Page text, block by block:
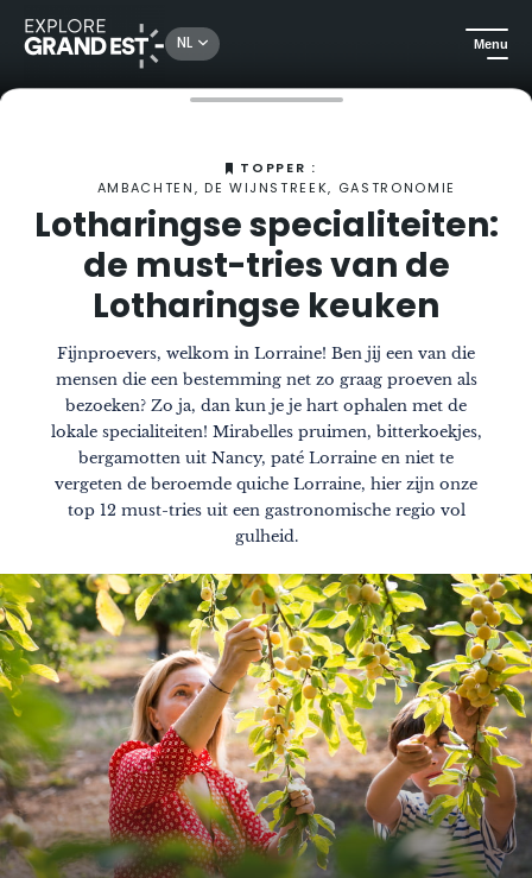
NL Menu
Kijk je ogen uit in de Grand Est Lotharingse specialiteiten: de must-tries van de Lotharingse keuken
TOPPER :
AMBACHTEN, DE WIJNSTREEK, GASTRONOMIE
Lotharingse specialiteiten:
de must-tries van de
Lotharingse keuken
Fijnproevers, welkom in Lorraine! Ben jij een van die
mensen die een bestemming net zo graag proeven als
bezoeken? Zo ja, dan kun je je hart ophalen met de
lokale specialiteiten! Mirabelles pruimen, bitterkoekjes,
bergamotten uit Nancy, paté Lorraine en niet te
vergeten de beroemde quiche Lorraine, hier zijn onze
top 12 must-tries uit een gastronomische regio vol
gulheid.